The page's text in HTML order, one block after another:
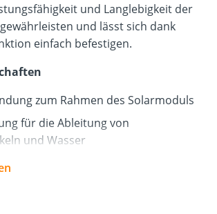
und Langlebigkeit der
und lässt sich dank
einfach befestigen.
zum Rahmen des Solarmoduls
für die Ableitung von
und Wasser